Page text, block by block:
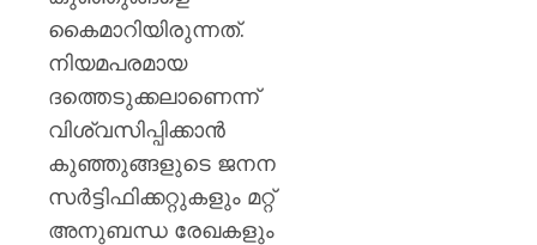
കൈമാറിയിരുന്നത്.
നിയമപരമായ
ദത്തെടുക്കലാണെന്ന്
വിശ്വസിപ്പിക്കാൻ
കുഞ്ഞുങ്ങളുടെ ജനന
സർട്ടിഫിക്കറ്റുകളും മറ്റ്
അനുബന്ധ രേഖകളും